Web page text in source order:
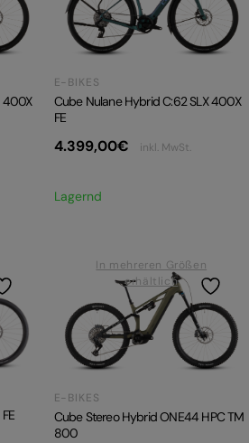
400X
E-BIKES
Cube Nulane Hybrid C:62 SLX 400X
FE
4.399,00€ inkl. MwSt.
Lagernd
In mehreren Größen
erhältlich
E-BIKES
Cube Stereo Hybrid ONE44 HPC TM
800